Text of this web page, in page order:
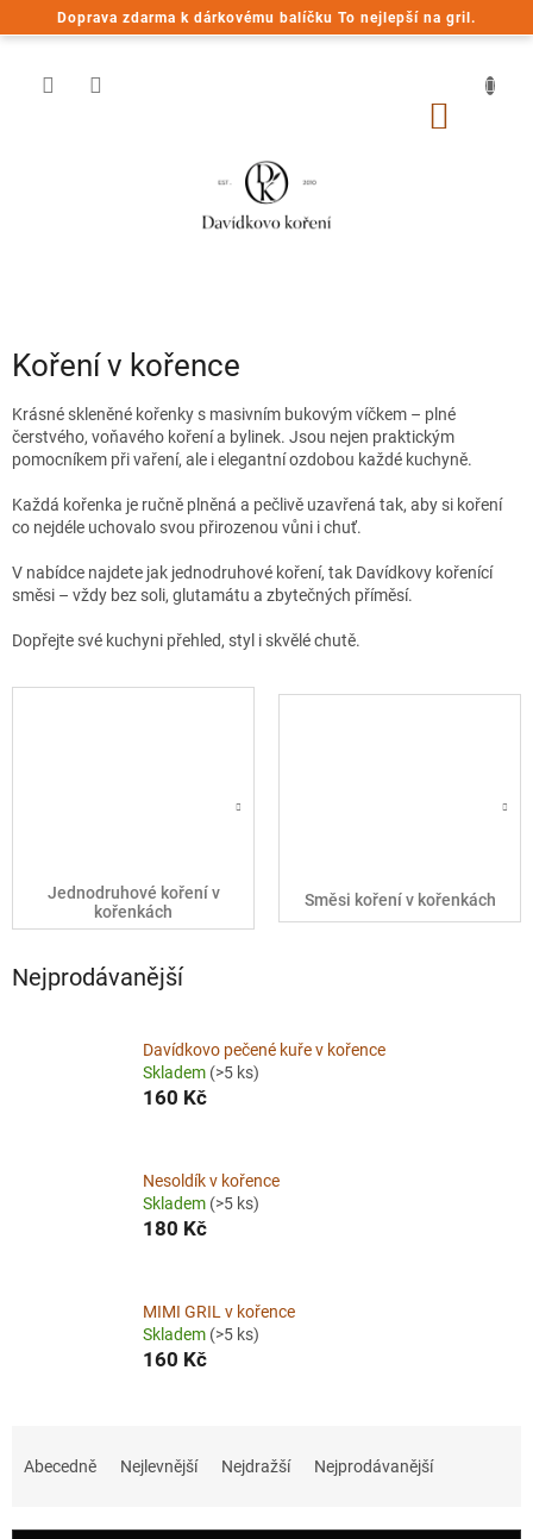
Doprava zdarma k dárkovému balíčku To nejlepší na gril.
na
Koření v kořence
Krásné skleněné kořenky s masivním bukovým víčkem – plné
čerstvého, voňavého koření a bylinek. Jsou nejen praktickým
pomocníkem při vaření, ale i elegantní ozdobou každé kuchyně.
Každá kořenka je ručně plněná a pečlivě uzavřená tak, aby si koření
co nejdéle uchovalo svou přirozenou vůni i chuť.
V nabídce najdete jak jednodruhové koření, tak Davídkovy kořenící
směsi – vždy bez soli, glutamátu a zbytečných příměsí.
Dopřejte své kuchyni přehled, styl i skvělé chutě.
Jednodruhové koření v
kořenkách
Směsi koření v kořenkách
Nejprodávanější
Davídkovo pečené kuře v kořence
Skladem (>5 ks)
160 Kč
Nesoldík v kořence
Skladem (>5 ks)
180 Kč
MIMI GRIL v kořence
Skladem (>5 ks)
160 Kč
Abecedně Nejlevnější Nejdražší Nejprodávanější